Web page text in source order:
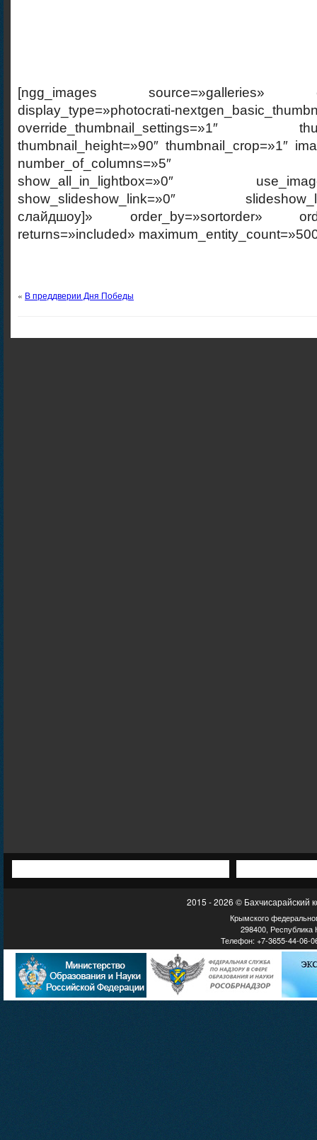
[ngg_images source=»galleries»
display_type=»photocrati-
override_thumbnail_settings=»1″
thumbnail_height=»90″ thumbnail_crop=»1″
number_of_columns=»5″
show_all_in_lightbox=»0″
show_slideshow_link=»0″
слайдшоу]» order_by=»sortorder»
returns=»included»
« В преддверии Дня Победы
2015 - 2026 © Бахчисарайский
Крымского
298400, Республика
Телефон: +7-3655-44-06-